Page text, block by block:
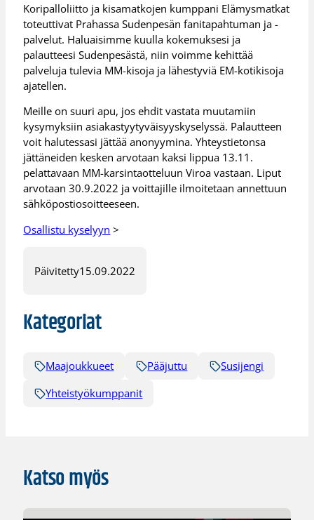
Koripalloliitto ja kisamatkojen kumppani Elämysmatkat
toteuttivat Prahassa Sudenpesän fanitapahtuman ja -
palvelut. Haluaisimme kuulla kokemuksesi ja
palautteesi Sudenpesästä, niin voimme kehittää
palveluja tulevia MM-kisoja ja lähestyviä EM-kotikisoja
ajatellen.
Meille on suuri apu, jos ehdit vastata muutamiin
kysymyksiin asiakastyytyväisyyskyselyssä. Palautteen
voit halutessasi jättää anonyymina. Yhteystietonsa
jättäneiden kesken arvotaan kaksi lippua 13.11.
pelattavaan MM-karsintaotteluun Viroa vastaan. Liput
arvotaan 30.9.2022 ja voittajille ilmoitetaan annettuun
sähköpostiosoitteeseen.
Osallistu kyselyyn >
Päivitetty15.09.2022
Kategoriat
Maajoukkueet Pääjuttu
Susijengi
Yhteistyökumppanit
Katso myös